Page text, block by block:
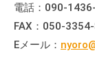
電話：090-
FAX：050-
Eメール：